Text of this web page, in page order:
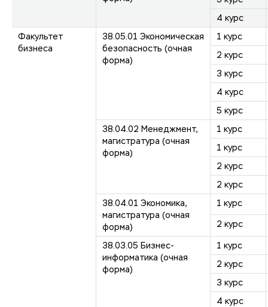
4 курс
Факультет
бизнеса
38.05.01 Экономическая
безопасность (очная
форма)
1 курс
2 курс
3 курс
4 курс
5 курс
38.04.02 Менеджмент,
магистратура (очная
форма)
1 курс
1 курс
2 курс
2 курс
38.04.01 Экономика,
магистратура (очная
форма)
1 курс
2 курс
38.03.05 Бизнес-
информатика (очная
форма)
1 курс
2 курс
3 курс
4 курс